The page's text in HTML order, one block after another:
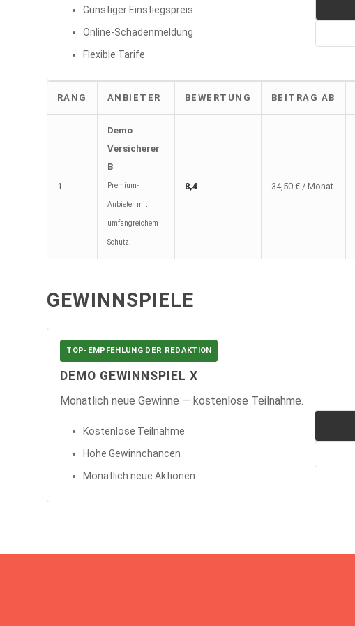
Günstiger Einstiegspreis
Online-Schadenmeldung
Flexible Tarife
RANG ANBIETER BEWERTUNG BEITRAG AB
1
Demo
Versicherer
B
Premium-
Anbieter mit
umfangreichem
Schutz.
8,4 34,50 € / Monat
GEWINNSPIELE
TOP-EMPFEHLUNG DER REDAKTION
DEMO GEWINNSPIEL X
Monatlich neue Gewinne — kostenlose Teilnahme.
Kostenlose Teilnahme
Hohe Gewinnchancen
Monatlich neue Aktionen